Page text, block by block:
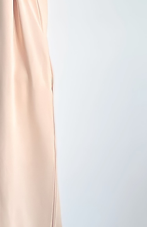
bijaksana, dapat dipercaya, pintar
kebajikan